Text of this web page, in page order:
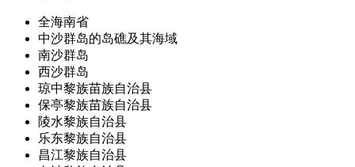
全海南省
中沙群岛的岛礁及其海域
南沙群岛
西沙群岛
琼中黎族苗族自治县
保亭黎族苗族自治县
陵水黎族自治县
乐东黎族自治县
昌江黎族自治县